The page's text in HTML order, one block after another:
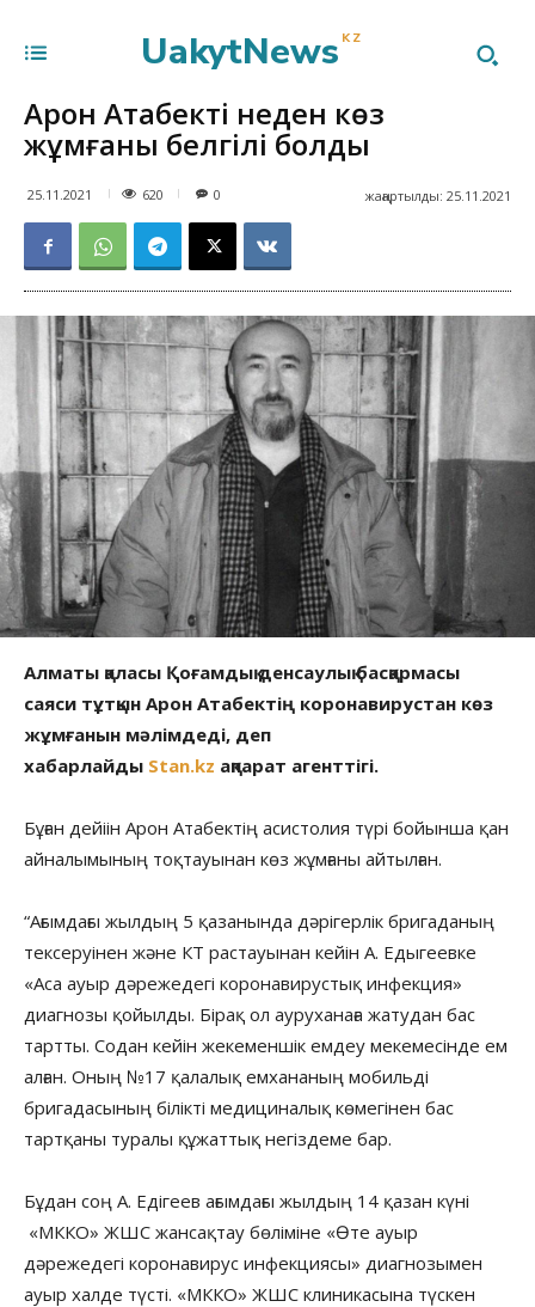
UakytNews KZ
Арон Атабектің неден көз
жұмғаны белгілі болды
25.11.2021 620 жаңартылды: 25.11.2021
0
Алматы қаласы Қоғамдық денсаулық басқармасы
саяси тұтқын Арон Атабектің коронавирустан көз
жұмғанын мәлімдеді, деп
хабарлайды Stan.kz ақпарат агенттігі.
Бұған дейіін Арон Атабектің асистолия түрі бойынша қан
айналымының тоқтауынан көз жұмғаны айтылған.
“Ағымдағы жылдың 5 қазанында дәрігерлік бригаданың
тексеруінен және КТ растауынан кейін А. Едыгеевке
«Аса ауыр дәрежедегі коронавирустық инфекция»
диагнозы қойылды. Бірақ ол ауруханаға жатудан бас
тартты. Содан кейін жекеменшік емдеу мекемесінде ем
алған. Оның №17 қалалық емхананың мобильді
бригадасының білікті медициналық көмегінен бас
тартқаны туралы құжаттық негіздеме бар.
Бұдан соң А. Едігеев ағымдағы жылдың 14 қазан күні
«МККО» ЖШС жансақтау бөліміне «Өте ауыр
дәрежедегі коронавирус инфекциясы» диагнозымен
ауыр халде түсті. «МККО» ЖШС клиникасына түскен